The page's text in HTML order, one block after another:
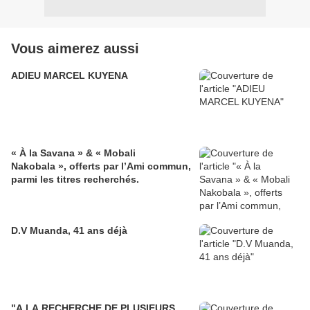
Vous aimerez aussi
ADIEU MARCEL KUYENA
« À la Savana » & « Mobali
Nakobala », offerts par l’Ami commun,
parmi les titres recherchés.
D.V Muanda, 41 ans déjà